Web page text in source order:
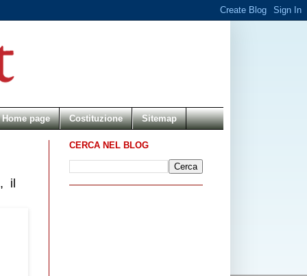
Home page Costituzione Sitemap
il
CERCA NEL BLOG